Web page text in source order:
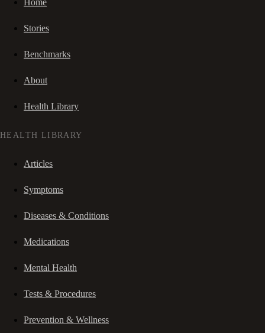
Home
Stories
Benchmarks
About
Health Library
HEALTH LIBRARY
Articles
Symptoms
Diseases & Conditions
Medications
Mental Health
Tests & Procedures
Prevention & Wellness